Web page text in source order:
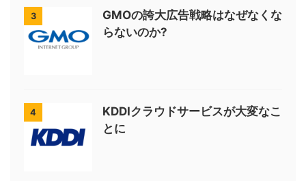
3
GMOの誇大広告戦略はなぜなくな
らないのか?
4
KDDIクラウドサービスが大変なこ
とに